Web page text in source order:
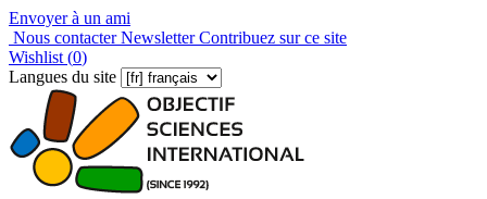
Envoyer à un ami
Nous contacterNewsletterContribuez sur ce site
Wishlist (0)
Langues du site